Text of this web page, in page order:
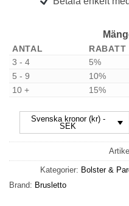
ANTAL RABATT
3 - 4
5%
5 - 9 10%
10 + 15%
Svenska kronor (kr) -
SEK
Kategorier: Bolster &
Brand: Brusletto